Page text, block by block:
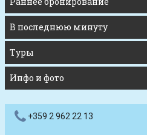
В последнюю минуту
Туры
Инфо и фото
+359 2 962 22 13